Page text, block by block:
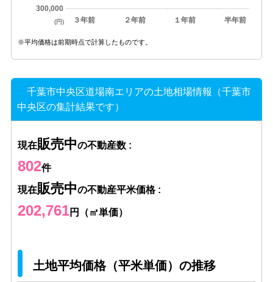
３年前 ２年前 １年前 半年前
300,000
(円)
※平均価格は前期時点で計算したものです。
千葉市中央区道場南エリアの土地相場情報（千葉市
中央区の集計結果です）
現在販売中の不動産数 :
802件
現在販売中の不動産平米価格 :
202,761円（㎡単価）
土地平均価格（平米単価）の推移